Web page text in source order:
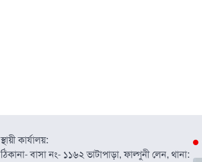
স্থায়ী কার্যালয়:
ঠিকানা- বাসা নং- ১১৬২ ভাটাপাড়া, ফাল্গুনী লেন, থানা: